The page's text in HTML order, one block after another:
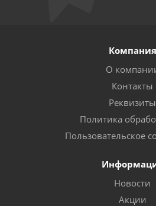
Компания
О
Контакты
Реквизиты
Политика
Пользовательское
Новости
Акции